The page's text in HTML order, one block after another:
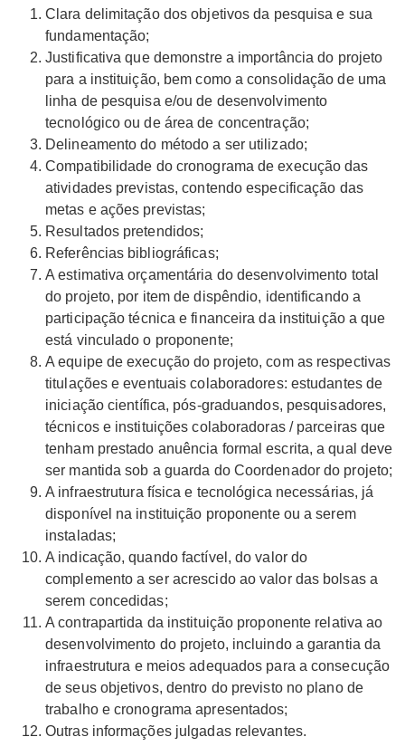
Clara delimitação dos objetivos da pesquisa e sua
fundamentação;
Justificativa que demonstre a importância do projeto
para a instituição, bem como a consolidação de uma
linha de pesquisa e/ou de desenvolvimento
tecnológico ou de área de concentração;
Delineamento do método a ser utilizado;
Compatibilidade do cronograma de execução das
atividades previstas, contendo especificação das
metas e ações previstas;
Resultados pretendidos;
Referências bibliográficas;
A estimativa orçamentária do desenvolvimento total
do projeto, por item de dispêndio, identificando a
participação técnica e financeira da instituição a que
está vinculado o proponente;
A equipe de execução do projeto, com as respectivas
titulações e eventuais colaboradores: estudantes de
iniciação científica, pós-graduandos, pesquisadores,
técnicos e instituições colaboradoras / parceiras que
tenham prestado anuência formal escrita, a qual deve
ser mantida sob a guarda do Coordenador do projeto;
A infraestrutura física e tecnológica necessárias, já
disponível na instituição proponente ou a serem
instaladas;
A indicação, quando factível, do valor do
complemento a ser acrescido ao valor das bolsas a
serem concedidas;
A contrapartida da instituição proponente relativa ao
desenvolvimento do projeto, incluindo a garantia da
infraestrutura e meios adequados para a consecução
de seus objetivos, dentro do previsto no plano de
trabalho e cronograma apresentados;
Outras informações julgadas relevantes.